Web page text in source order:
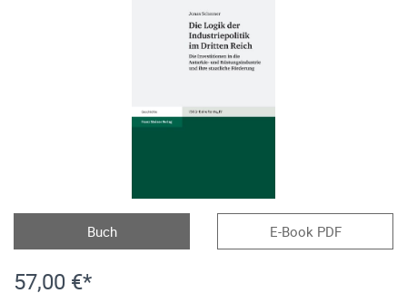
Buch E-Book PDF
57,00 €*